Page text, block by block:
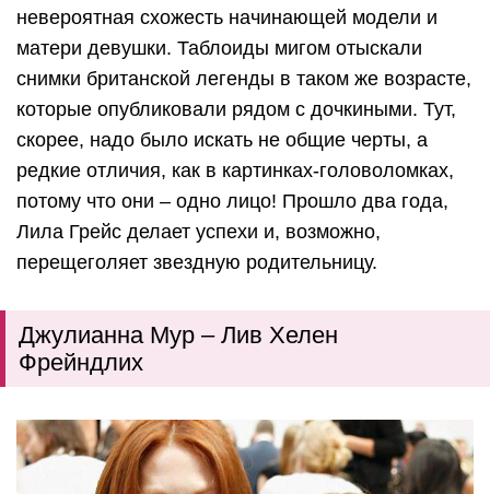
невероятная схожесть начинающей модели и
матери девушки. Таблоиды мигом отыскали
снимки британской легенды в таком же возрасте,
которые опубликовали рядом с дочкиными. Тут,
скорее, надо было искать не общие черты, а
редкие отличия, как в картинках-головоломках,
потому что они – одно лицо! Прошло два года,
Лила Грейс делает успехи и, возможно,
перещеголяет звездную родительницу.
Джулианна Мур – Лив Хелен
Фрейндлих